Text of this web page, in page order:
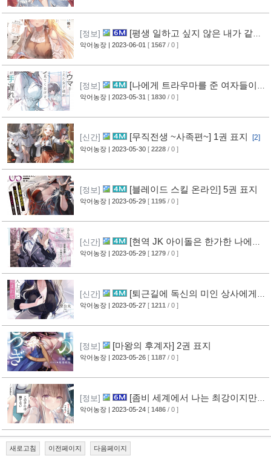
[정보]
[평생 일하고 싶지 않은 내가 같은
반 인기 아이돌의 눈에 들면] 4권 표지
악어농장 | 2023-06-01 [ 1567 / 0 ]
[정보]
[나에게 트라우마를 준 여자들이
힐끗힐끗 쳐다 보는데, 아쉽게도 이미 늦었습니
악어농장 | 2023-05-31 [ 1830 / 0 ]
[신간] [무직전생 ~사족편~] 1권 표지 [2]
악어농장 | 2023-05-30 [ 2228 / 0 ]
[정보] [블레이드 스킬 온라인] 5권 표지
악어농장 | 2023-05-29 [ 1195 / 0 ]
[신간]
[현역 JK 아이돌은 한가한 나에게
관심이 있는 것 같다.] 1권 표지
악어농장 | 2023-05-29 [ 1279 / 0 ]
[신간]
[퇴근길에 독신의 미인 상사에게
부탁받는다] 1권 표지
악어농장 | 2023-05-27 [ 1211 / 0 ]
[정보] [마왕의 후계자] 2권 표지
악어농장 | 2023-05-26 [ 1187 / 0 ]
[정보]
[좀비 세계에서 나는 최강이지만,
이 아이는 이길 수 없다.] 2권 표지
악어농장 | 2023-05-24 [ 1486 / 0 ]
새로고침 이전페이지 다음페이지